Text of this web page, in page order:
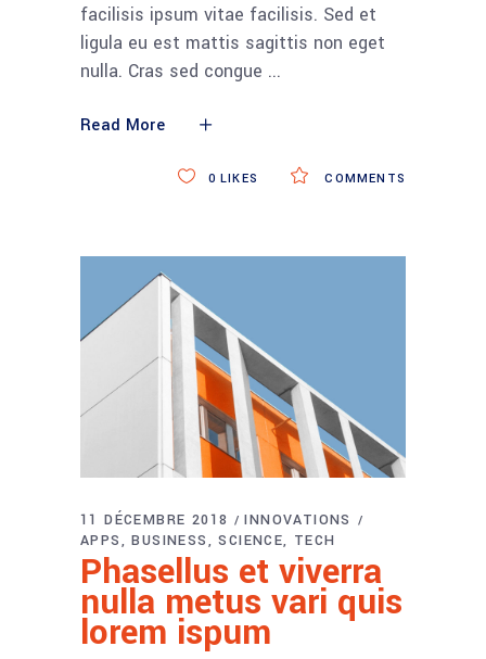
facilisis ipsum vitae facilisis. Sed et
ligula eu est mattis sagittis non eget
nulla. Cras sed congue
Read More
COMMENTS
0 LIKES
11 DÉCEMBRE 2018
INNOVATIONS
APPS
BUSINESS SCIENCE TECH
Phasellus et viverra
nulla metus vari quis
lorem ispum